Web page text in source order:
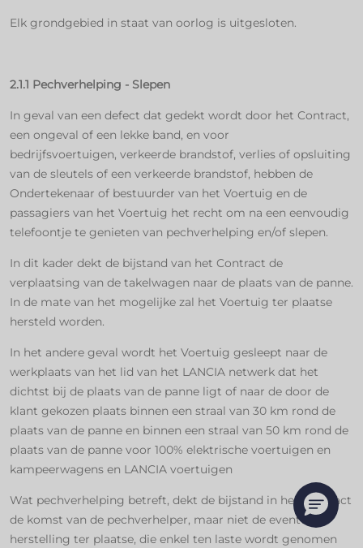
Elk grondgebied in staat van oorlog is uitgesloten.
2.1.1 Pechverhelping - Slepen
In geval van een defect dat gedekt wordt door het Contract,
een ongeval of een lekke band, en voor
bedrijfsvoertuigen, verkeerde brandstof, verlies of opsluiting
van de sleutels of een verkeerde brandstof, hebben de
Ondertekenaar of bestuurder van het Voertuig en de
passagiers van het Voertuig het recht om na een eenvoudig
telefoontje te genieten van pechverhelping en/of slepen.
In dit kader dekt de bijstand van het Contract de
verplaatsing van de takelwagen naar de plaats van de panne.
In de mate van het mogelijke zal het Voertuig ter plaatse
hersteld worden.
In het andere geval wordt het Voertuig gesleept naar de
werkplaats van het lid van het LANCIA netwerk dat het
dichtst bij de plaats van de panne ligt of naar de door de
klant gekozen plaats binnen een straal van 30 km rond de
plaats van de panne en binnen een straal van 50 km rond de
plaats van de panne voor 100% elektrische voertuigen en
kampeerwagens en LANCIA voertuigen
Wat pechverhelping betreft, dekt de bijstand in het Contract
de komst van de pechverhelper, maar niet de eventuele
herstelling ter plaatse, die enkel ten laste wordt genomen